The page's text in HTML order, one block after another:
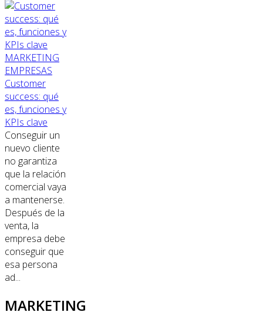
MARKETING
EMPRESAS
Customer
success: qué
es, funciones y
KPIs clave
Conseguir un
nuevo cliente
no garantiza
que la relación
comercial vaya
a mantenerse.
Después de la
venta, la
empresa debe
conseguir que
esa persona
ad...
MARKETING